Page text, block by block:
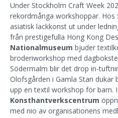
Under Stockholm Craft Week
rekordmånga workshoppar. Hos
asiatisk lackkonst ut under
från prestigefulla Hong Kong
Nationalmuseum bjuder
broderiworkshop med
Södermalm blir det drop in-
Olofsgården i Gamla Stan dukar
upp en textil workshop för barn.
Konsthantverkscentrum
med nio av organisationens